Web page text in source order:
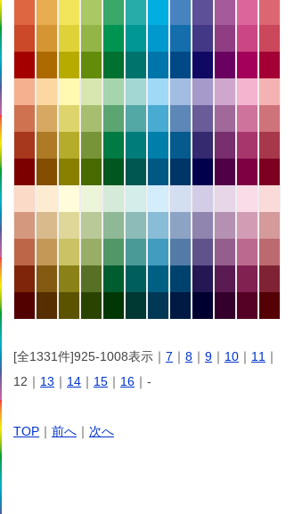
[全1331件]925-1008表示｜ 7 ｜ 8 ｜ 9 ｜ 10 ｜ 11 ｜
12｜ 13 ｜ 14 ｜ 15 ｜ 16 ｜-
TOP ｜ 前へ ｜ 次へ